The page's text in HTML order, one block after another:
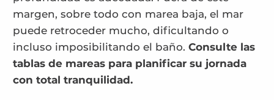
margen, sobre todo con marea baja, el mar
puede retroceder mucho, dificultando o
incluso imposibilitando el baño.Consulte las
tablas de mareas para planificar su jornada
con total tranquilidad.